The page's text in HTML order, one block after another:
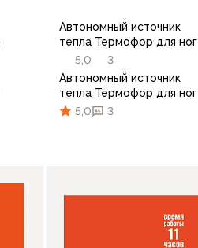
Автономный источник
тепла Термофор для ног
5,0
3
Автономный источник
тепла Термофор для ног
5,0
3